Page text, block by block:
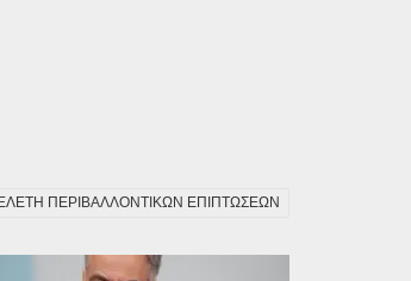
ΠΕΡΙΒΑΛΛΟΝΤΙΚΩΝ ΕΠΙΠΤΩΣΕΩΝ